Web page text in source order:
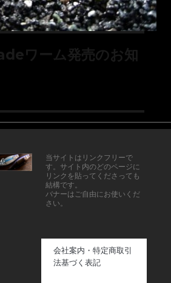
ワーム発売のお知
当サイトはリンクフリーで
す。サイト内のどのページに
リンクを貼ってくださっても
結構です。
バナーはご自由にお使いくだ
さい。
会社案内・特定商取引
法基づく表記